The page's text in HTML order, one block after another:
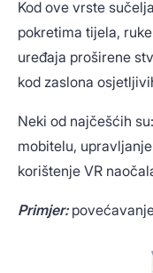
Kod ove vrste
pokretima tijela,
uređaja proširene
kod zaslona
Neki od najčešćih
mobitelu,
korištenje VR
Primjer: